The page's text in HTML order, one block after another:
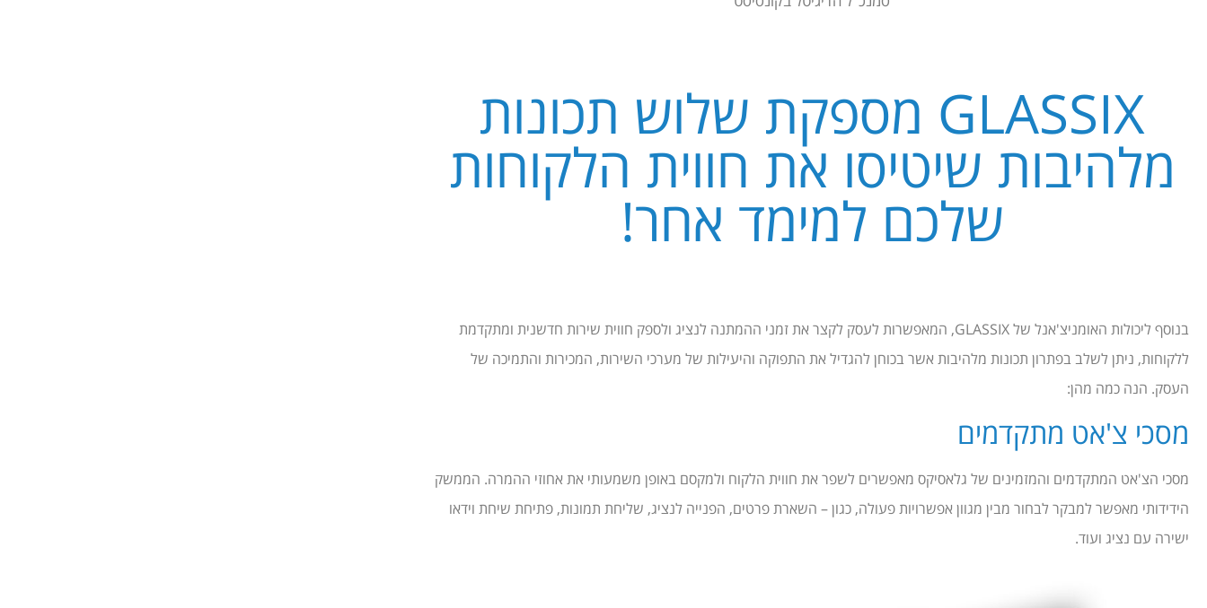
GLASSIX מספקת שלוש תכונות
מלהיבות שיטיסו את חווית הלקוחות
שלכם למימד אחר!
בנוסף ליכולות האומניצ'אנל של GLASSIX, המאפשרות לעסק לקצר את זמני ההמתנה לנציג ולספק חווית שירות חדשנית ומתקדמת
ללקוחות, ניתן לשלב בפתרון תכונות מלהיבות אשר בכוחן להגדיל את התפוקה והיעילות של מערכי השירות, המכירות והתמיכה של
העסק. הנה כמה מהן:
מסכי צ'אט מתקדמים
מסכי הצ'אט המתקדמים והמזמינים של גלאסיקס מאפשרים לשפר את חווית הלקוח ולמקסם באופן משמעותי את אחוזי ההמרה. הממשק
הידידותי מאפשר למבקר לבחור מבין מגוון אפשרויות פעולה, כגון – השארת פרטים, הפנייה לנציג, שליחת תמונות, פתיחת שיחת וידאו
ישירה עם נציג ועוד.